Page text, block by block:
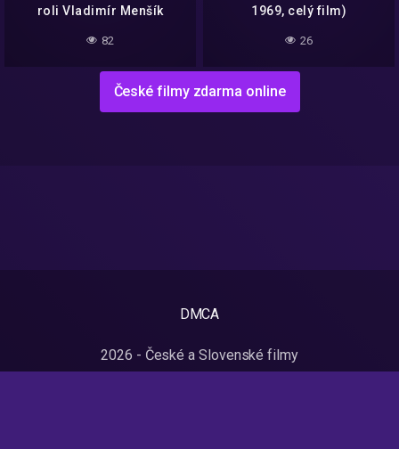
roli Vladimír Menšík
82
1969, celý film)
26
České filmy zdarma online
DMCA
2026 - České a Slovenské filmy